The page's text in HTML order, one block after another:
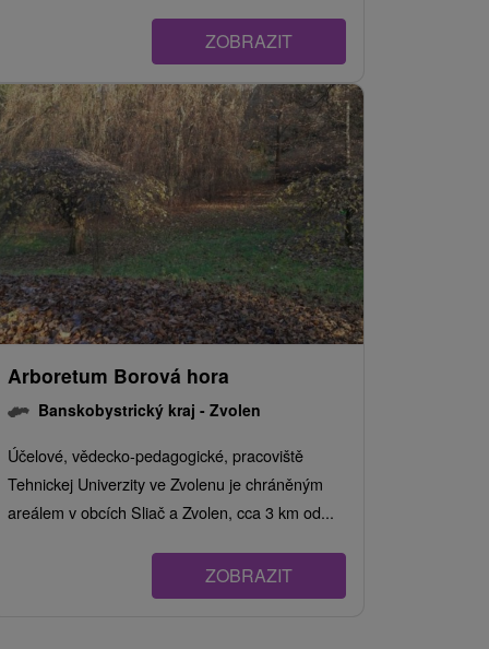
ZOBRAZIT
Arboretum Borová hora
Banskobystrický kraj - Zvolen
Účelové, vědecko-pedagogické, pracoviště
Tehnickej Univerzity ve Zvolenu je chráněným
areálem v obcích Sliač a Zvolen, cca 3 km od...
ZOBRAZIT